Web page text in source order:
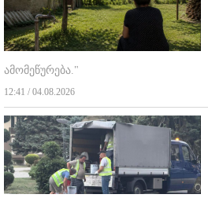
ამომეწურება."
12:41 / 04.08.2026